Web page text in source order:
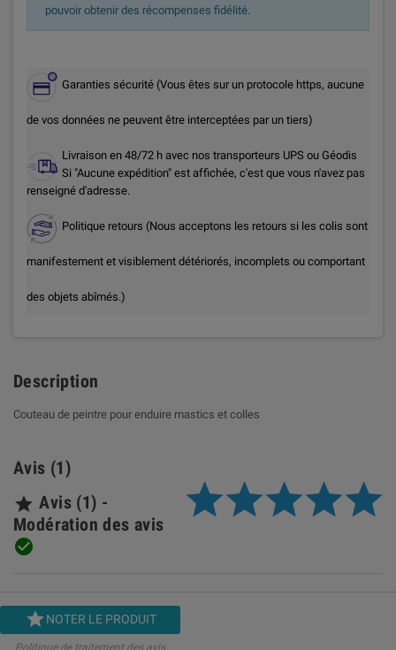
pouvoir obtenir des récompenses fidélité.
Garanties sécurité (Vous êtes sur un protocole https, aucune
de vos données ne peuvent être interceptées par un tiers)
Livraison en 48/72 h avec nos transporteurs UPS ou Géodis
Si "Aucune expédition" est affichée, c'est que vous n'avez pas
renseigné d'adresse.
Politique retours (Nous acceptons les retours si les colis sont
manifestement et visiblement détériorés, incomplets ou comportant
des objets abîmés.)
Description
Couteau de peintre pour enduire mastics et colles
Avis (1)
 Avis (1) -
Modération des avis

NOTER LE PRODUIT
Politique de traitement des avis